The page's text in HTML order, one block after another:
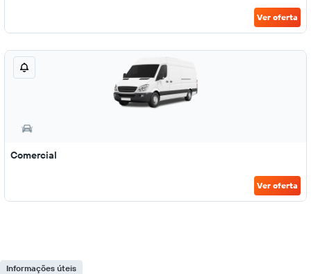
Ver oferta
Comercial
Ver oferta
Informações úteis